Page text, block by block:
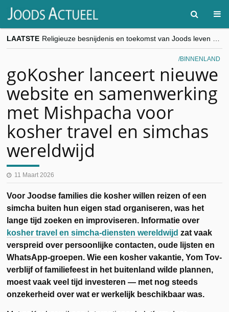
LAATSTE
“Besnijdenisdebat toont hoe moeilijk seculiere Westen minderheden begrijpt”, Jinnih Beels (Vooruit)
CITYTRIP | ROEMENIË – Boekarest: de verrassing van Oost-Europa
goKosher lanceert nieuwe website en samenwerking met Mishpacha voor kosher travel en simchas wereldwijd
BINNENLAND
goKosher lanceert nieuwe
website en samenwerking
met Mishpacha voor
kosher travel en simchas
wereldwijd
11 Maart 2026
Voor Joodse families die kosher willen reizen of een
simcha buiten hun eigen stad organiseren, was het
lange tijd zoeken en improviseren. Informatie over
kosher travel en simcha-diensten wereldwijd zat vaak
verspreid over persoonlijke contacten, oude lijsten en
WhatsApp-groepen. Wie een kosher vakantie, Yom Tov-
verblijf of familiefeest in het buitenland wilde plannen,
moest vaak veel tijd investeren — met nog steeds
onzekerheid over wat er werkelijk beschikbaar was.